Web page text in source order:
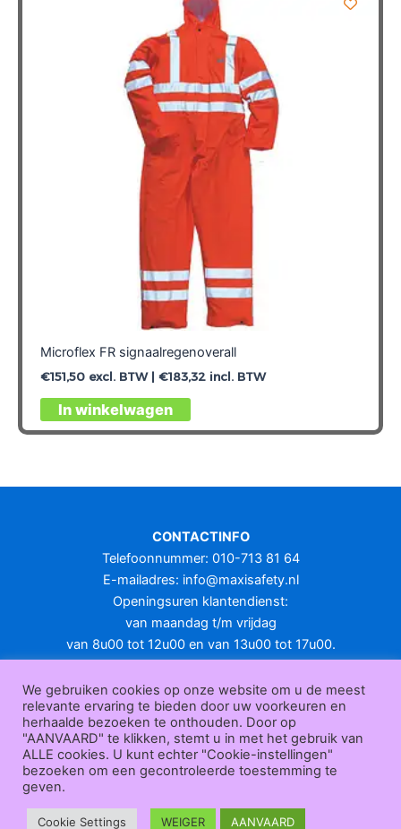
Microflex FR signaalregenoverall
€151,50excl. BTW | €183,32incl. BTW
In winkelwagen
Dit
product
variaties.
optie
gekozen
worden
op
productpagina
CONTACTINFO
Telefoonnummer: 010-713 81 64
E-mailadres: info@maxisafety.nl
Openingsuren klantendienst:
van maandag t/m vrijdag
van 8u00 tot 12u00 en van 13u00 tot 17u00.
KLANTENSERVICE
Over
ons|Bedrijfsgegevens| F.A.Q.|Bestelprocedure | Betaling
ending | Retourneren|Herroepingsrecht|Herroepingsfunctie
ederverkoop|Bedrukken|Contact
Algemene voorwaarden
Maxisafety.nl © 2026
We gebruiken cookies op onze website om u de meest
relevante ervaring te bieden door uw voorkeuren en
herhaalde bezoeken te onthouden. Door op
"AANVAARD" te klikken, stemt u in met het gebruik van
ALLE cookies. U kunt echter "Cookie-instellingen"
bezoeken om een gecontroleerde toestemming te
geven.
Cookie Settings WEIGER AANVAARD